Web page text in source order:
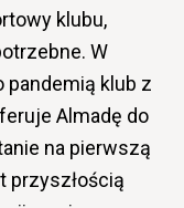
klubu,
W
klub z
Almadę do
na pierwszą
przyszłością